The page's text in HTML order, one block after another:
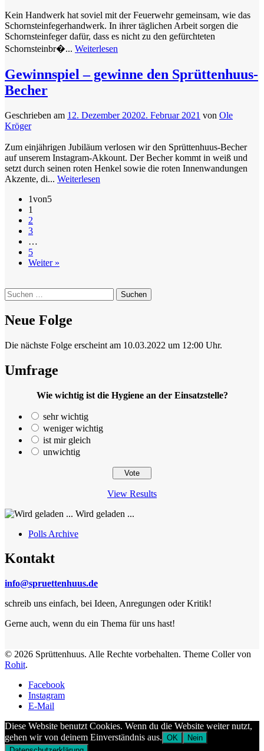
Kein Handwerk hat soviel mit der Feuerwehr gemeinsam, wie das
Schornsteinfegerhandwerk. In ihrer täglichen Arbeit sorgen die
Schornsteinfeger dafür, dass es nicht zu den gefürchteten
Schornsteinbr�... Weiterlesen
Gewinnspiel – gewinne den Sprüttenhuus-
Becher
Geschrieben am 12. Dezember 20202. Februar 2021 von Ole
Kröger
Zum einjährigen Jubiläum verlosen wir den Sprüttenhuus-Becher
auf unserem Instagram-Akkount. Der Becher kommt in weiß und
setzt durch seinen roten Henkel sowie die roten Innenwandungen
Akzente, di... Weiterlesen
1von5
1
2
3
…
5
Weiter »
Suchen
nach:
Neue Folge
Die nächste Folge erscheint am 10.03.2022 um 12:00 Uhr.
Umfrage
Wie wichtig ist die Hygiene an der Einsatzstelle?
sehr wichtig
weniger wichtig
ist mir gleich
unwichtig
View Results
Wird geladen ...
Polls Archive
Kontakt
info@spruettenhuus.de
schreib uns einfach, bei Ideen, Anregungen oder Kritik!
Gerne auch, wenn du ein Thema für uns hast!
© 2026 Sprüttenhuus. Alle Rechte vorbehalten. Theme Coller von
Rohit.
Facebook
Instagram
E-Mail
Diese Website benutzt Cookies. Wenn du die Website weiter nutzt,
gehen wir von deinem Einverständnis aus. OK
Nein